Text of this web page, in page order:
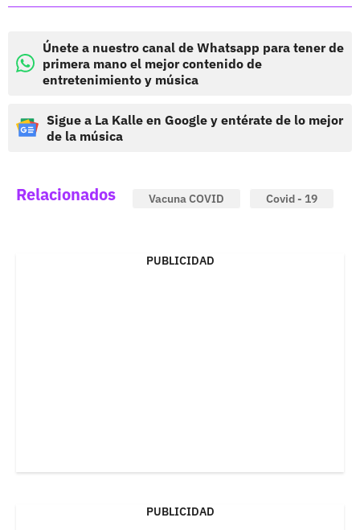
Únete a nuestro canal de Whatsapp para tener de
primera mano el mejor contenido de
entretenimiento y música
Sigue a La Kalle en Google y entérate de lo mejor
de la música
Relacionados Vacuna COVID Covid - 19
PUBLICIDAD
PUBLICIDAD